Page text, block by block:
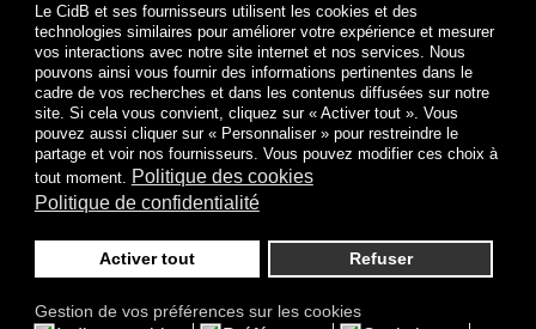
Le CidB et ses fournisseurs utilisent les cookies et des
technologies similaires pour améliorer votre expérience et mesurer
vos interactions avec notre site internet et nos services. Nous
pouvons ainsi vous fournir des informations pertinentes dans le
cadre de vos recherches et dans les contenus diffusées sur notre
site. Si cela vous convient, cliquez sur « Activer tout ». Vous
pouvez aussi cliquer sur « Personnaliser » pour restreindre le
partage et voir nos fournisseurs. Vous pouvez modifier ces choix à
tout moment. Politique des cookies
Politique de confidentialité
Activer tout Refuser
Gestion de vos préférences sur les cookies
J’ai lu et j’accepte lesTermes et conditionset la
Politique de confidentialité
Je m'abonne